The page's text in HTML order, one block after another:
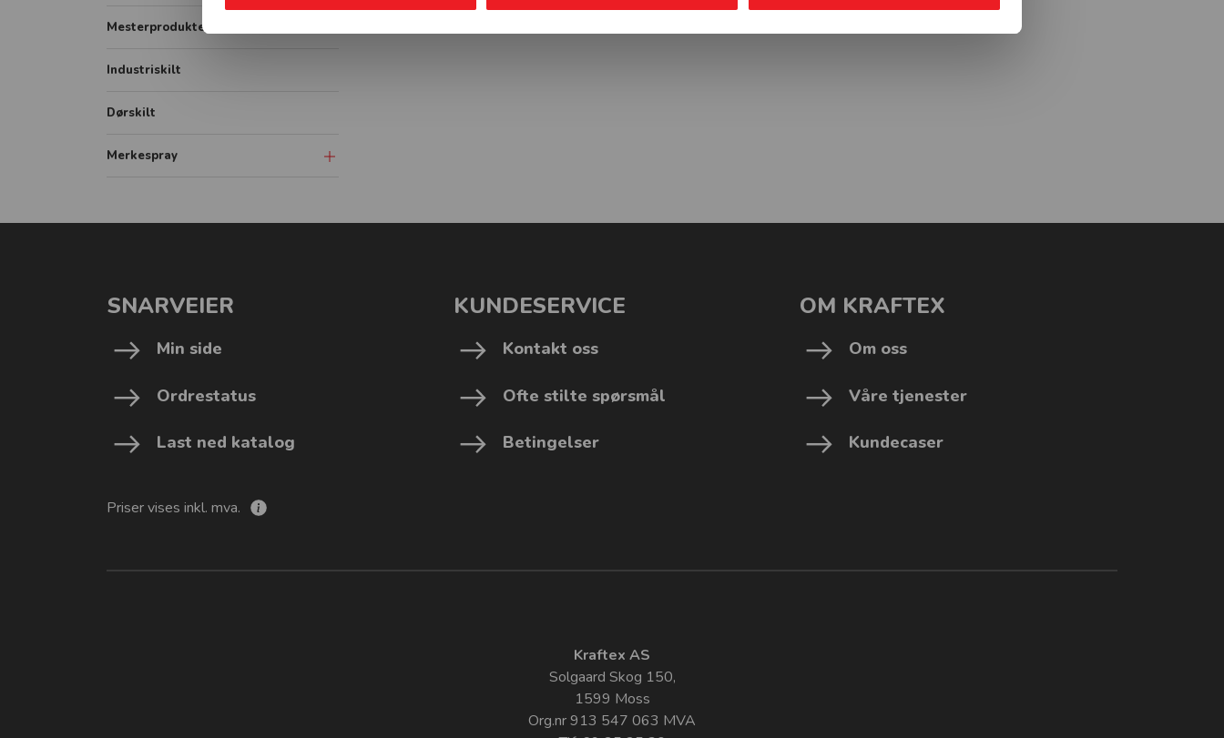
Tunnelskilt
Varslingsutstyr
Vassdrag forbudsskilt
Vassdrag påbudsskilt
Vassdrag målestav
IMO Safety signs
IMO Combination signs
Mesterprodukter
Industriskilt
Dørskilt
Merkespray
Linjemarkering
SNARVEIER
Min side
Ordrestatus
Last ned katalog
KUNDESERVICE
Kontakt oss
Ofte stilte spørsmål
Betingelser
OM KRAFTEX
Om oss
Våre tjenester
Kundecaser
Priser vises inkl. mva.
Kraftex AS
Solgaard Skog 150,
1599 Moss
Org.nr 913 547 063 MVA